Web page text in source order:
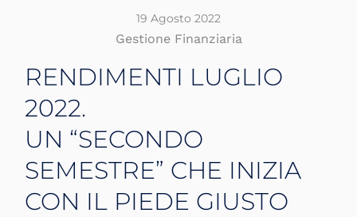
19 Agosto 2022
Gestione Finanziaria
RENDIMENTI LUGLIO
2022.
UN “SECONDO
SEMESTRE” CHE INIZIA
CON IL PIEDE GIUSTO